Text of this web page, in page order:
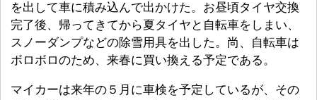
を出して車に積み込んで出かけた。お昼頃タイヤ交換
完了後、帰ってきてから夏タイヤと自転車をしまい、
スノーダンプなどの除雪用具を出した。尚、自転車は
ボロボロのため、来春に買い換える予定である。
マイカーは来年の５月に車検を予定しているが、その